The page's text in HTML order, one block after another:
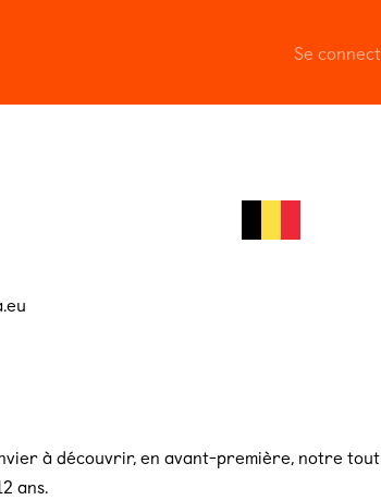
Se
à découvrir, en avant-première, notre
ans.